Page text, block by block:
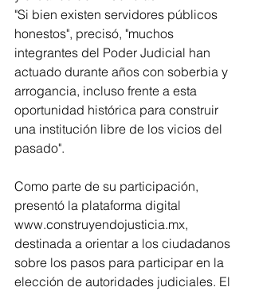
"Si bien existen servidores públicos
honestos", precisó, "muchos
integrantes del Poder Judicial han
actuado durante años con soberbia y
arrogancia, incluso frente a esta
oportunidad histórica para construir
una institución libre de los vicios del
pasado".
Como parte de su participación,
presentó la plataforma digital
www.construyendojusticia.mx,
destinada a orientar a los ciudadanos
sobre los pasos para participar en la
elección de autoridades judiciales. El